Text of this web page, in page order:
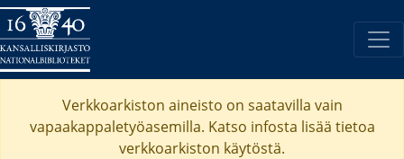
Verkkoarkiston aineisto on saatavilla vain
vapaakappaletyöasemilla. Katso infosta lisää tietoa
verkkoarkiston käytöstä.